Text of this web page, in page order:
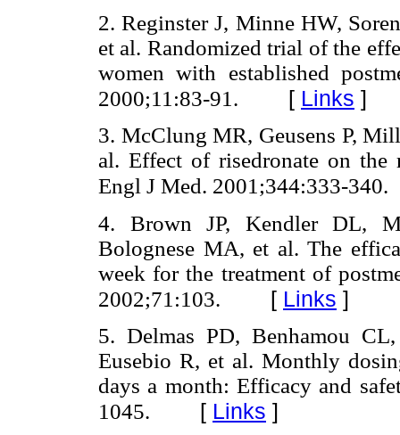
2. Reginster J, Minne HW,
et al. Randomized trial of the
women with established
2000;11:83-91. [ Links ]
3. McClung MR, Geusens P,
al. Effect of risedronate on
Engl J Med. 2001;344:333-340.
4. Brown JP, Kendler DL,
Bolognese MA, et al. The
week for the treatment of
2002;71:103. [ Links ]
5. Delmas PD, Benhamou
Eusebio R, et al. Monthly
days a month: Efficacy and
1045. [ Links ]